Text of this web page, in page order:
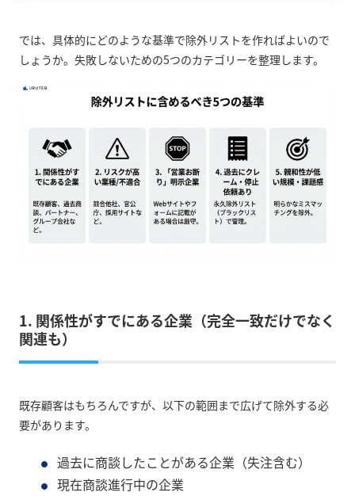
では、具体的にどのような基準で除外リストを作ればよいので
しょうか。失敗しないための5つのカテゴリーを整理します。
1. 関係性がすでにある企業（完全一致だけでなく
関連も）
既存顧客はもちろんですが、以下の範囲まで広げて除外する必
要があります。
過去に商談したことがある企業（失注含む）
現在商談進行中の企業